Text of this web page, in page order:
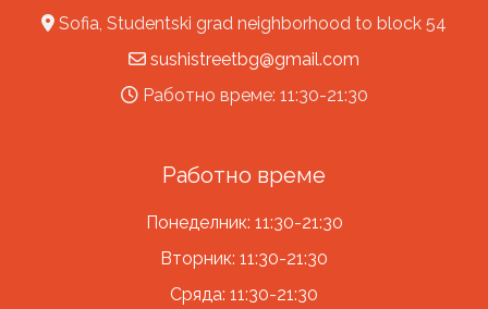
Sofia, Studentski grad neighborhood to block 54
sushistreetbg@gmail.com
Работно време: 11:30-21:30
Работно време
Понеделник: 11:30-21:30
Вторник: 11:30-21:30
Сряда: 11:30-21:30